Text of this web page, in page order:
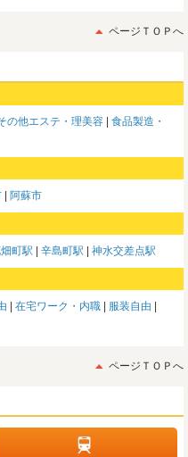
ページＴＯＰへ
の他エステ・理美容
食品製造・
阿蘇市
町駅 辛島町駅 神水交差点駅
在宅ワーク・内職
服装自由
ページＴＯＰへ